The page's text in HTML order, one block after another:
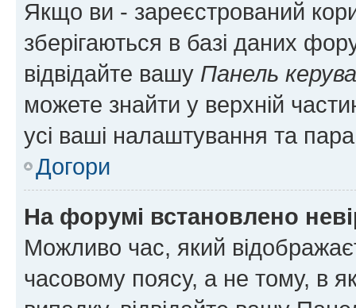
Якщо ви - зареєстрований
зберігаються в базі даних
відвідайте вашу Панель
можете знайти у верхній
усі ваші налаштування та
Догори
На форумі встановлено
Можливо час, який
часовому поясу, а не тому, в